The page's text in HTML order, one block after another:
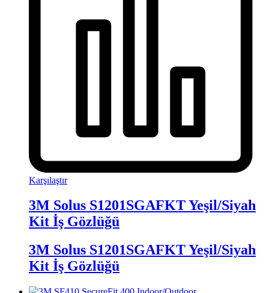
Karşılaştır
3M Solus S1201SGAFKT Yeşil/Siyah
Kit İş Gözlüğü
3M Solus S1201SGAFKT Yeşil/Siyah
Kit İş Gözlüğü